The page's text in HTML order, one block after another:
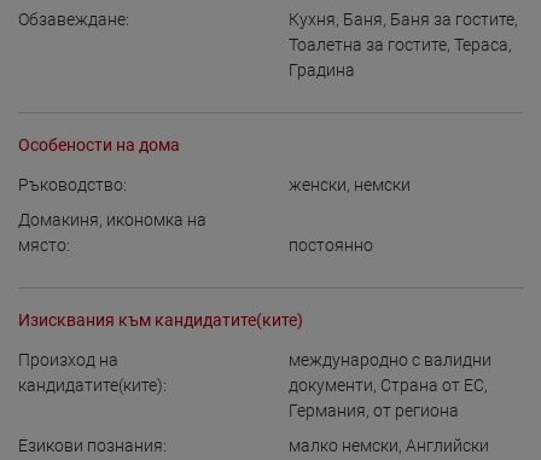
Обзавеждане:
Кухня, Баня, Баня за гостите,
Тоалетна за гостите, Тераса,
Градина
Особености на дома
Ръководство: женски, немски
Домакиня, икономка на
място:
постоянно
Изисквания към кандидатите(ките)
Произход на
кандидатите(ките):
международно с валидни
документи, Страна от ЕС,
Германия, от региона
Езикови познания:
малко немски, Английски